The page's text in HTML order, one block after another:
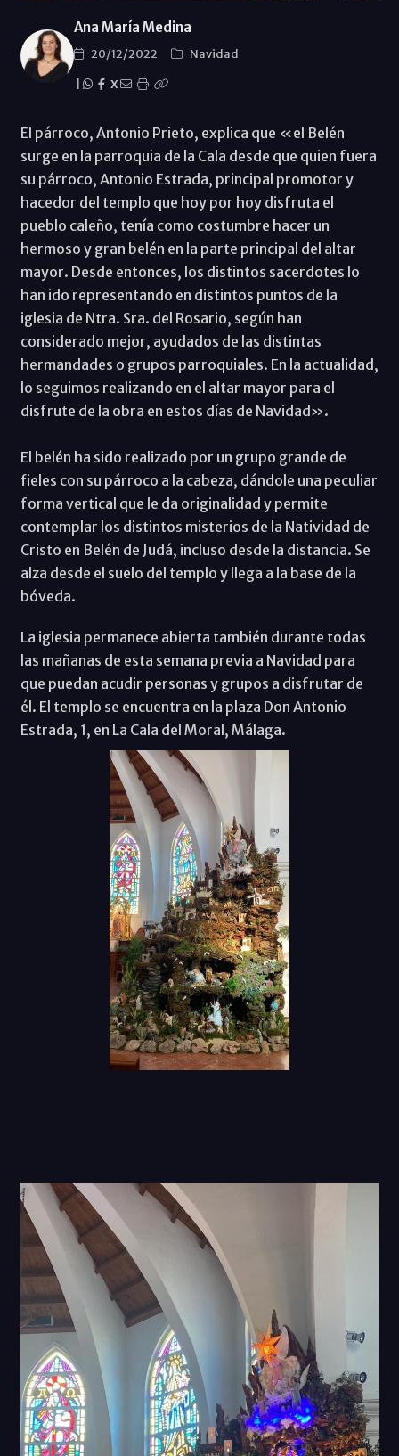
Ana María Medina
20/12/2022
Navidad
X
El párroco, Antonio Prieto, explica que «el Belén
surge en la parroquia de la Cala desde que quien fuera
su párroco, Antonio Estrada, principal promotor y
hacedor del templo que hoy por hoy disfruta el
pueblo caleño, tenía como costumbre hacer un
hermoso y gran belén en la parte principal del altar
mayor. Desde entonces, los distintos sacerdotes lo
han ido representando en distintos puntos de la
iglesia de Ntra. Sra. del Rosario, según han
considerado mejor, ayudados de las distintas
hermandades o grupos parroquiales. En la actualidad,
lo seguimos realizando en el altar mayor para el
disfrute de la obra en estos días de Navidad».
El belén ha sido realizado por un grupo grande de
fieles con su párroco a la cabeza, dándole una peculiar
forma vertical que le da originalidad y permite
contemplar los distintos misterios de la Natividad de
Cristo en Belén de Judá, incluso desde la distancia. Se
alza desde el suelo del templo y llega a la base de la
bóveda.
La iglesia permanece abierta también durante todas
las mañanas de esta semana previa a Navidad para
que puedan acudir personas y grupos a disfrutar de
él. El templo se encuentra en la plaza Don Antonio
Estrada, 1, en La Cala del Moral, Málaga.